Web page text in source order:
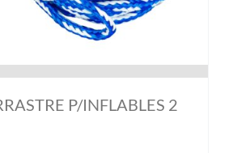
P/INFLABLES 2